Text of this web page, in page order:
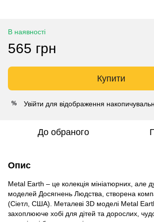
В наявності
565 грн
Купити
% Увійти для відображення
До обраного
Опис
Metal Earth – це колекція мініатюрних, але
моделей Досягнень Людства, створена
(Сіетл, США). Металеві 3D моделі Metal
захоплююче хобі для дітей та дорослих,